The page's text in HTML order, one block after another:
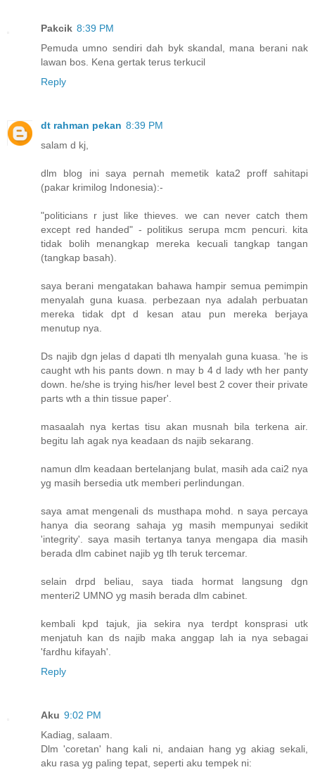
Pakcik 8:39 PM
Pemuda umno sendiri dah byk skandal, mana berani nak
lawan bos. Kena gertak terus terkucil
Reply
dt rahman pekan 8:39 PM
salam d kj,
dlm blog ini saya pernah memetik kata2 proff sahitapi
(pakar krimilog Indonesia):-
"politicians r just like thieves. we can never catch them
except red handed" - politikus serupa mcm pencuri. kita
tidak bolih menangkap mereka kecuali tangkap tangan
(tangkap basah).
saya berani mengatakan bahawa hampir semua pemimpin
menyalah guna kuasa. perbezaan nya adalah perbuatan
mereka tidak dpt d kesan atau pun mereka berjaya
menutup nya.
Ds najib dgn jelas d dapati tlh menyalah guna kuasa. 'he is
caught wth his pants down. n may b 4 d lady wth her panty
down. he/she is trying his/her level best 2 cover their private
parts wth a thin tissue paper'.
masaalah nya kertas tisu akan musnah bila terkena air.
begitu lah agak nya keadaan ds najib sekarang.
namun dlm keadaan bertelanjang bulat, masih ada cai2 nya
yg masih bersedia utk memberi perlindungan.
saya amat mengenali ds musthapa mohd. n saya percaya
hanya dia seorang sahaja yg masih mempunyai sedikit
'integrity'. saya masih tertanya tanya mengapa dia masih
berada dlm cabinet najib yg tlh teruk tercemar.
selain drpd beliau, saya tiada hormat langsung dgn
menteri2 UMNO yg masih berada dlm cabinet.
kembali kpd tajuk, jia sekira nya terdpt konsprasi utk
menjatuh kan ds najib maka anggap lah ia nya sebagai
'fardhu kifayah'.
Reply
Aku 9:02 PM
Kadiag, salaam.
Dlm 'coretan' hang kali ni, andaian hang yg akiag sekali,
aku rasa yg paling tepat, seperti aku tempek ni: